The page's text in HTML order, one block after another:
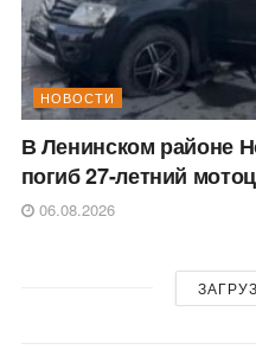
НОВОСТИ
В Ленинском районе
погиб 27-летний
06.08.2026